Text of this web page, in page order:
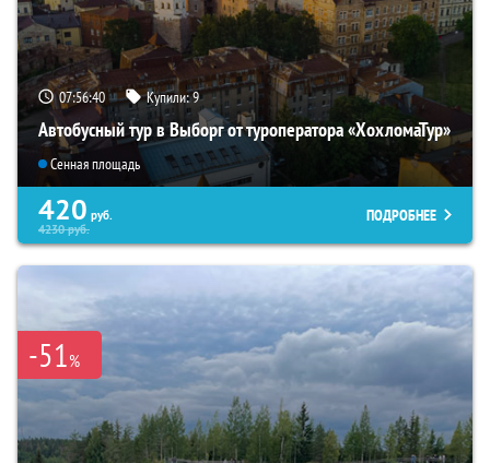
07:56:39 Купили:9
Автобусный тур в Выборг от туроператора «ХохломаТур»
Сенная площадь
420 руб.
4230руб.
ПОДРОБНЕЕ
-51%